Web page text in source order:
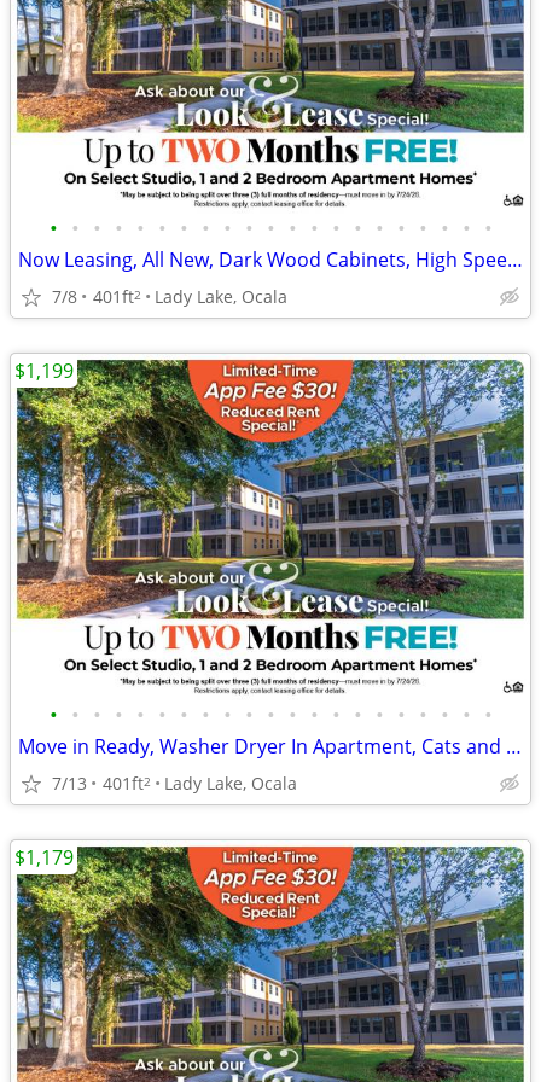
• • • • • • • • • • • • • • • • • • • • •
Now Leasing, All New, Dark Wood Cabinets, High Speed Internet
7/8 401ft2 Lady Lake, Ocala
• • • • • • • • • • • • • • • • • • • • •
Move in Ready, Washer Dryer In Apartment, Cats and Dogs OK
7/13 401ft2 Lady Lake, Ocala
$1,199
$1,179